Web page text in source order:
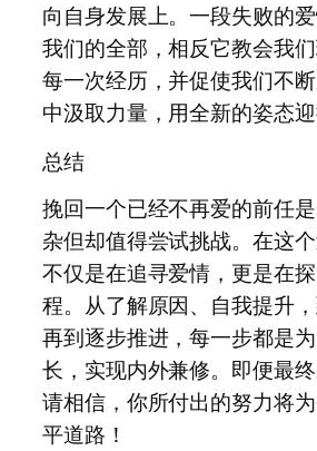
向自身发展上。一段失败的
我们的全部，相反它教会我
每一次经历，并促使我们不
中汲取力量，用全新的姿态迎
总结
挽回一个已经不再爱的前任
杂但却值得尝试挑战。在这
不仅是在追寻爱情，更是在
程。从了解原因、自我提升
再到逐步推进，每一步都是
长，实现内外兼修。即便最
请相信，你所付出的努力将
平道路！